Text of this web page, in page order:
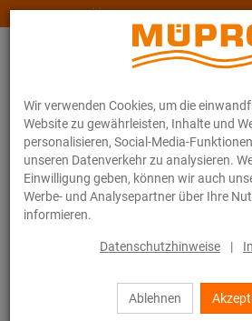
Wir verwenden Cookies, um die
Website zu gewährleisten, Inhalte und
personalisieren, Social-Media-
unseren Datenverkehr zu analysieren.
Einwilligung geben, können wir auch
Werbe- und Analysepartner über Ihre
informieren.
Datenschutzhinweise |
Ablehnen
www.muepro-maritim.com
Online-Katalog Befestigungstechnik
Feuerverzinkte Produkte für Rohrschlitten und
Rundstahlbügel DIN 3570